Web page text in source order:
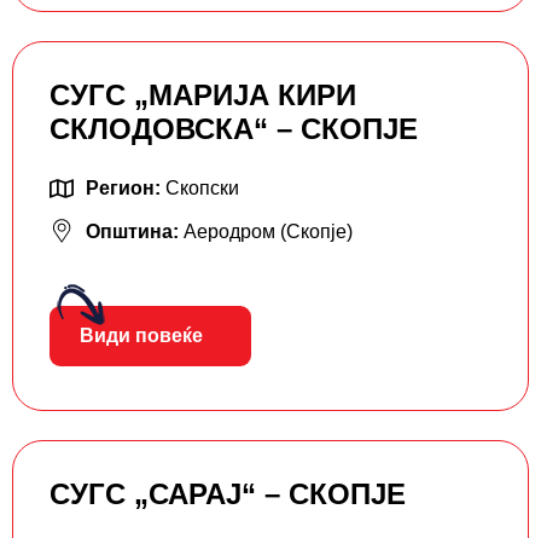
СУГС „МАРИЈА КИРИ
СКЛОДОВСКА“ – СКОПЈЕ
Регион: Скопски
Општина: Аеродром (Скопје)
Види повеќе
СУГС „САРАЈ“ – СКОПЈЕ